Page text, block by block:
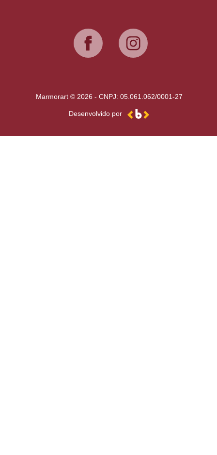
Marmorart © 2026 - CNPJ: 05.061.062/0001-27
Desenvolvido por